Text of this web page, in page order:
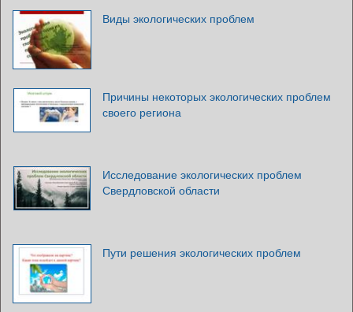
Виды экологических проблем
Причины некоторых экологических проблем
своего региона
Исследование экологических проблем
Свердловской области
Пути решения экологических проблем